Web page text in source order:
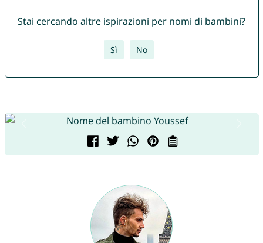
Stai cercando altre ispirazioni per nomi di bambini?
Sì No